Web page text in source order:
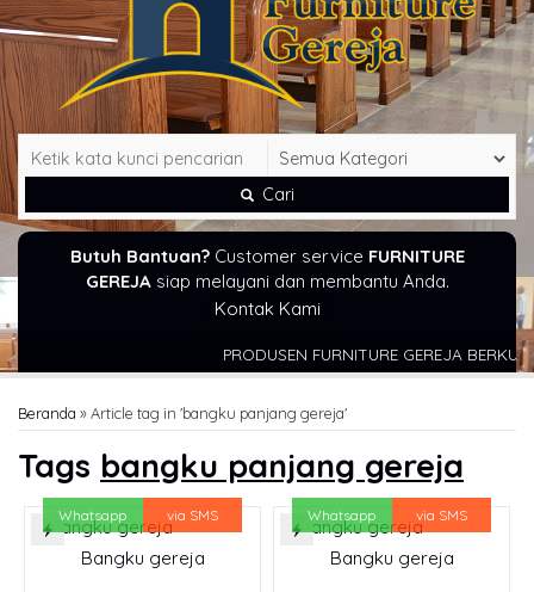
Cari
Butuh Bantuan?Customer service FURNITURE
GEREJAsiap melayani dan membantu Anda.
Kontak Kami
PRODUSEN FURNITURE GEREJA
Beranda »Article tag in 'bangku panjang gereja'
Tags bangku panjang gereja
Whatsapp via SMS
Bangku gereja
Whatsapp via SMS
Bangku gereja